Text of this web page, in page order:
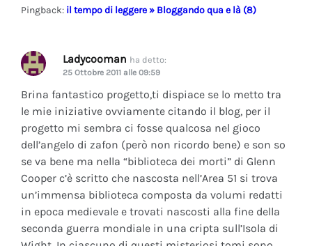
Pingback: il tempo di leggere » Bloggando qua e là (8)
Ladycooman ha detto:
25 Ottobre 2011 alle 09:59
Brina fantastico progetto,ti dispiace se lo metto tra
le mie iniziative ovviamente citando il blog, per il
progetto mi sembra ci fosse qualcosa nel gioco
dell’angelo di zafon (però non ricordo bene) e son so
se va bene ma nella “biblioteca dei morti” di Glenn
Cooper c’è scritto che nascosta nell’Area 51 si trova
un’immensa biblioteca composta da volumi redatti
in epoca medievale e trovati nascosti alla fine della
seconda guerra mondiale in una cripta sull’Isola di